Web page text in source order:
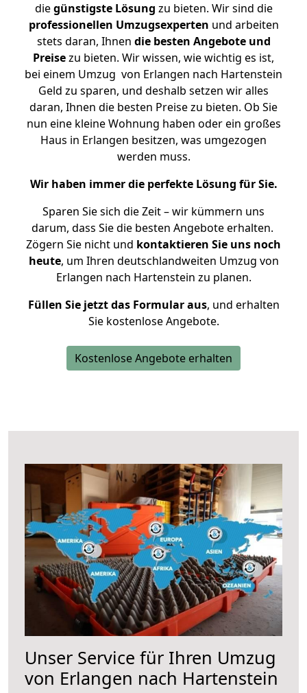
diegünstigste Lösung zu bieten. Wir sind die
professionellen Umzugsexperten und arbeiten
stets daran, Ihnen die besten Angebote und
Preisezu bieten. Wir wissen, wie wichtig es ist,
bei einem Umzug von Erlangen nach Hartenstein
Geld zu sparen, und deshalb setzen wir alles
daran, Ihnen die besten Preise zu bieten. Ob Sie
nun eine kleine Wohnung haben oder ein großes
Haus in Erlangen besitzen, was umgezogen
werden muss.
Wir haben immer die perfekte Lösung für Sie.
Sparen Sie sich die Zeit – wir kümmern uns
darum, dass Sie die besten Angebote erhalten.
Zögern Sie nicht und kontaktieren Sie uns noch
heute, um Ihren deutschlandweiten Umzug von
Erlangen nach Hartenstein zu planen.
Füllen Sie jetzt das Formular aus, und erhalten
Sie kostenlose Angebote.
Kostenlose Angebote erhalten
Unser Service für Ihren Umzug
von Erlangen nach Hartenstein